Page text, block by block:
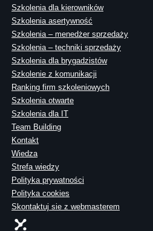
Szkolenia dla kierowników
Szkolenia asertywność
Szkolenia – menedżer sprzedaży
Szkolenia – techniki sprzedaży
Szkolenia dla brygadzistów
Szkolenie z komunikacji
Ranking firm szkoleniowych
Szkolenia otwarte
Szkolenia dla IT
Team Building
Kontakt
Wiedza
Strefa wiedzy
Polityka prywatności
Polityka cookies
Skontaktuj sie z webmasterem